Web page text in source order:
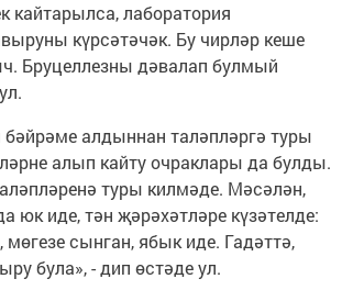
кайтарылса, лаборатория
күрсәтәчәк. Бу чирләр кеше
Бруцеллезны дәвалап булмый
бәйрәме алдыннан таләпләргә туры
алып кайту очраклары да булды.
туры килмәде. Мәсәлән,
юк иде, тән җәрәхәтләре күзәтелде:
мөгезе сынган, ябык иде. Гадәттә,
була», - дип өстәде ул.